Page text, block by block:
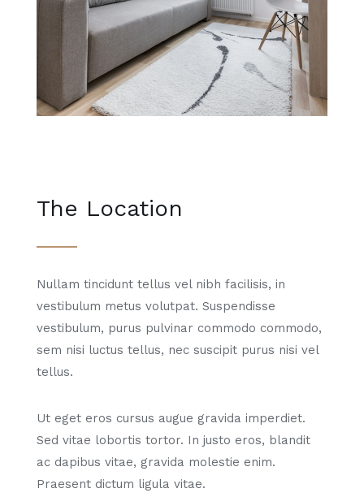
The Location
Nullam tincidunt tellus vel nibh facilisis, in
vestibulum metus volutpat. Suspendisse
vestibulum, purus pulvinar commodo commodo,
sem nisi luctus tellus, nec suscipit purus nisi vel
tellus.
Ut eget eros cursus augue gravida imperdiet.
Sed vitae lobortis tortor. In justo eros, blandit
ac dapibus vitae, gravida molestie enim.
Praesent dictum ligula vitae.